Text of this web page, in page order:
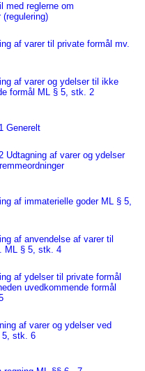
med reglerne om
af varer til private formål mv.
af varer og ydelser til ikke
formål ML § 5, stk. 2
Generelt
Udtagning af varer og ydelser
af immaterielle goder ML § 5,
af anvendelse af varer til
ML § 5, stk. 4
af ydelser til private formål
uvedkommende formål
af varer og ydelser ved
5, stk. 6